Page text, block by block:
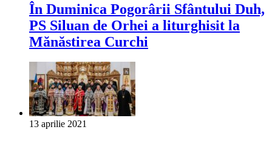
În Duminica Pogorârii Sfântului Duh,
PS Siluan de Orhei a liturghisit la
Mănăstirea Curchi
13 aprilie 2021